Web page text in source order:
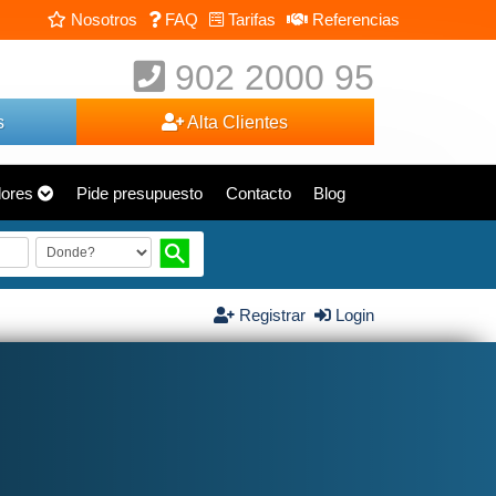
Nosotros FAQ Tarifas Referencias
902 2000 95
Alta Clientes
Pide presupuesto Contacto Blog
Login
Registrar